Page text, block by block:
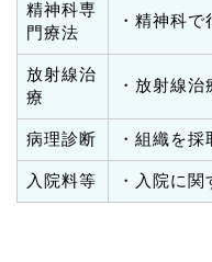
精神科専
門療法
・精神科
放射線治
療
・放射線
病理診断 ・組織を
入院料等 ・入院に関